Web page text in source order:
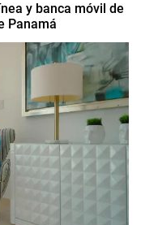
y banca móvil de
Panamá